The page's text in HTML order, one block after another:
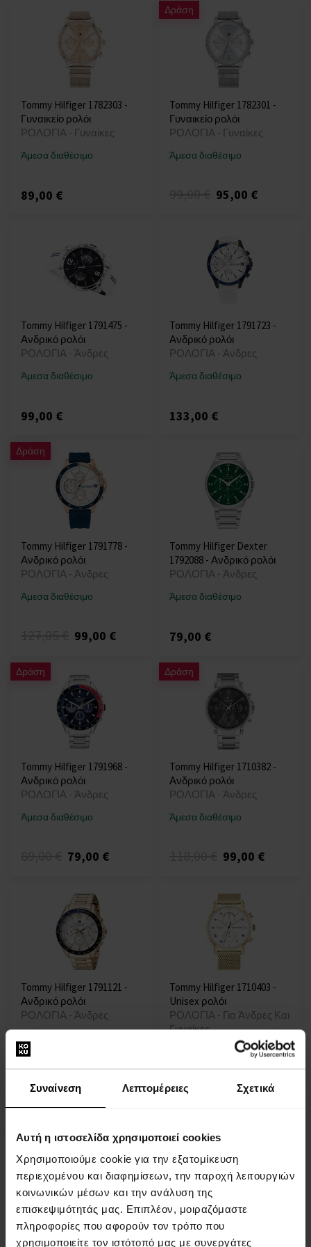
Συναίνεση Λεπτομέρειες Σχετικά
Αυτή η ιστοσελίδα χρησιμοποιεί cookies
Χρησιμοποιούμε cookie για την εξατομίκευση
περιεχομένου και διαφημίσεων, την παροχή λειτουργιών
κοινωνικών μέσων και την ανάλυση της
επισκεψιμότητάς μας. Επιπλέον, μοιραζόμαστε
πληροφορίες που αφορούν τον τρόπο που
χρησιμοποιείτε τον ιστότοπό μας με συνεργάτες
Tommy Hilfiger 1782303 -
Γυναικείο ρολόι
ΡΟΛΟΓΙΑ - Γυναίκες
Άμεσα διαθέσιμο
89,00 €
Δράση
Tommy Hilfiger 1782301 -
Γυναικείο ρολόι
ΡΟΛΟΓΙΑ - Γυναίκες
Άμεσα διαθέσιμο
95,00 €
Tommy Hilfiger 1791475 -
Ανδρικό ρολόι
ΡΟΛΟΓΙΑ - Άνδρες
Άμεσα διαθέσιμο
99,00 €
Tommy Hilfiger 1791723 -
Ανδρικό ρολόι
ΡΟΛΟΓΙΑ - Άνδρες
Άμεσα διαθέσιμο
133,00 €
Δράση
Tommy Hilfiger 1791778 -
Ανδρικό ρολόι
ΡΟΛΟΓΙΑ - Άνδρες
Άμεσα διαθέσιμο
99,00 €
Tommy Hilfiger Dexter
1792088 - Ανδρικό ρολόι
ΡΟΛΟΓΙΑ - Άνδρες
Άμεσα διαθέσιμο
79,00 €
Δράση
Tommy Hilfiger 1791968 -
Ανδρικό ρολόι
ΡΟΛΟΓΙΑ - Άνδρες
Άμεσα διαθέσιμο
79,00 €
Δράση
Tommy Hilfiger 1710382 -
Ανδρικό ρολόι
ΡΟΛΟΓΙΑ - Άνδρες
Άμεσα διαθέσιμο
99,00 €
Tommy Hilfiger 1791121 -
Ανδρικό ρολόι
ΡΟΛΟΓΙΑ - Άνδρες
Άμεσα διαθέσιμο
99,00 €
Tommy Hilfiger 1710403 -
Unisex ρολόι
ΡΟΛΟΓΙΑ - Για Άνδρες Και
Γυναίκες
Άμεσα διαθέσιμο
85,00 €
Tommy Hilfiger 1710479 -
Ανδρικό ρολόι
Tommy Hilfiger 1710588 -
Ανδρικό ρολόι